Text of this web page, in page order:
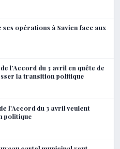
ses opérations à Savien face aux
l’Accord du 3 avril en quête de
la transition politique
l’Accord du 3 avril veulent
politique